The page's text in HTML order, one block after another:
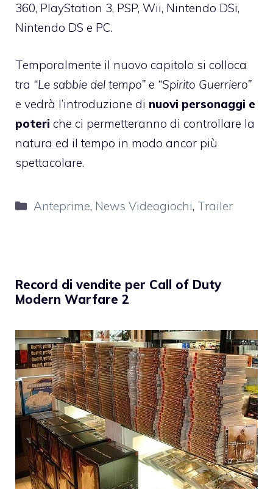
360, PlayStation 3, PSP, Wii, Nintendo DSi,
Nintendo DS e PC.
Temporalmente il nuovo capitolo si colloca
tra “Le sabbie del tempo” e “Spirito Guerriero”
e vedrà l’introduzione di nuovi personaggi e
poteri che ci permetteranno di controllare la
natura ed il tempo in modo ancor più
spettacolare.
Categorie
Anteprime, News Videogiochi, Trailer
Record di vendite per Call of Duty
Modern Warfare 2